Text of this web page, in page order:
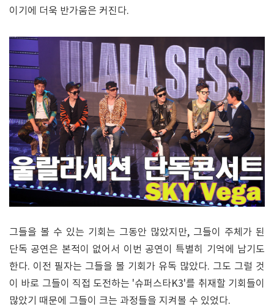
이기에 더욱 반가움은 커진다.
그들을 볼 수 있는 기회는 그동안 많았지만, 그들이 주체가 된
단독 공연은 본적이 없어서 이번 공연이 특별히 기억에 남기도
한다. 이전 필자는 그들을 볼 기회가 유독 많았다. 그도 그럴 것
이 바로 그들이 직접 도전하는 '슈퍼스타K3'를 취재할 기회들이
많았기 때문에 그들이 크는 과정들을 지켜볼 수 있었다.